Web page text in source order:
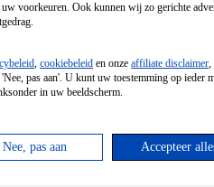
voorkeuren. Ook kunnen wij zo gerichte
, cookiebeleid en onze affiliate disclaimer,
pas aan'. U kunt uw toestemming op ieder
in uw beeldscherm.
Nee, pas aan Accepteer